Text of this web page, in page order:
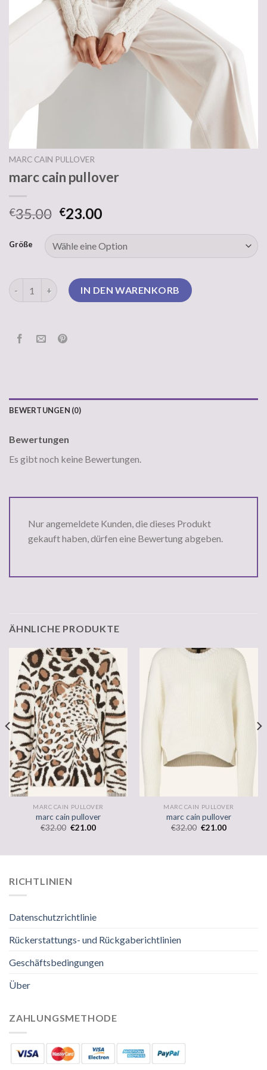
MARC CAIN PULLOVER
marc cain pullover
€35.00 €23.00
Größe
marc cain pullover MengeIN DEN WARENKORB
BEWERTUNGEN (0)
Bewertungen
Es gibt noch keine Bewertungen.
Nur angemeldete Kunden, die dieses Produkt
gekauft haben, dürfen eine Bewertung abgeben.
ÄHNLICHE PRODUKTE
MARC CAIN PULLOVER
marc cain pullover
€32.00 €21.00
MARC CAIN PULLOVER
marc cain pullover
€32.00 €21.00
RICHTLINIEN
Datenschutzrichtlinie
Rückerstattungs- und Rückgaberichtlinien
Geschäftsbedingungen
Über
ZAHLUNGSMETHODE